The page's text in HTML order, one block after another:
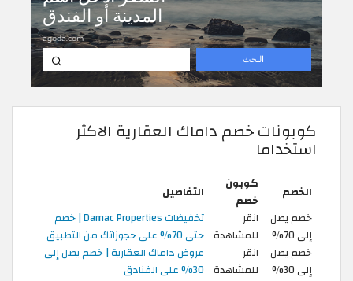
كوبونات خصم داماك العقارية الاكثر
استخداما
الخصم
كوبون
خصم
التفاصيل
خصم يصل
إلى 70%
انقر
للمشاهدة
تخفيضات Damac Properties | خصم
حتى 70% على حجوزاتك من التطبيق
خصم يصل
إلى 30%
انقر
للمشاهدة
عروض داماك العقارية | خصم يصل إلى
30% على الفنادق